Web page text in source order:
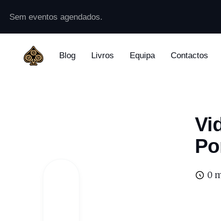
Sem eventos agendados.
Blog Livros Equipa Contactos
0